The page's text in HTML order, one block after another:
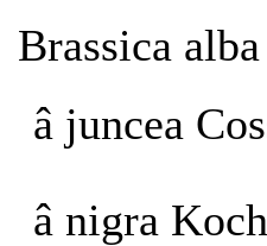
Brassica
â juncea
â nigra